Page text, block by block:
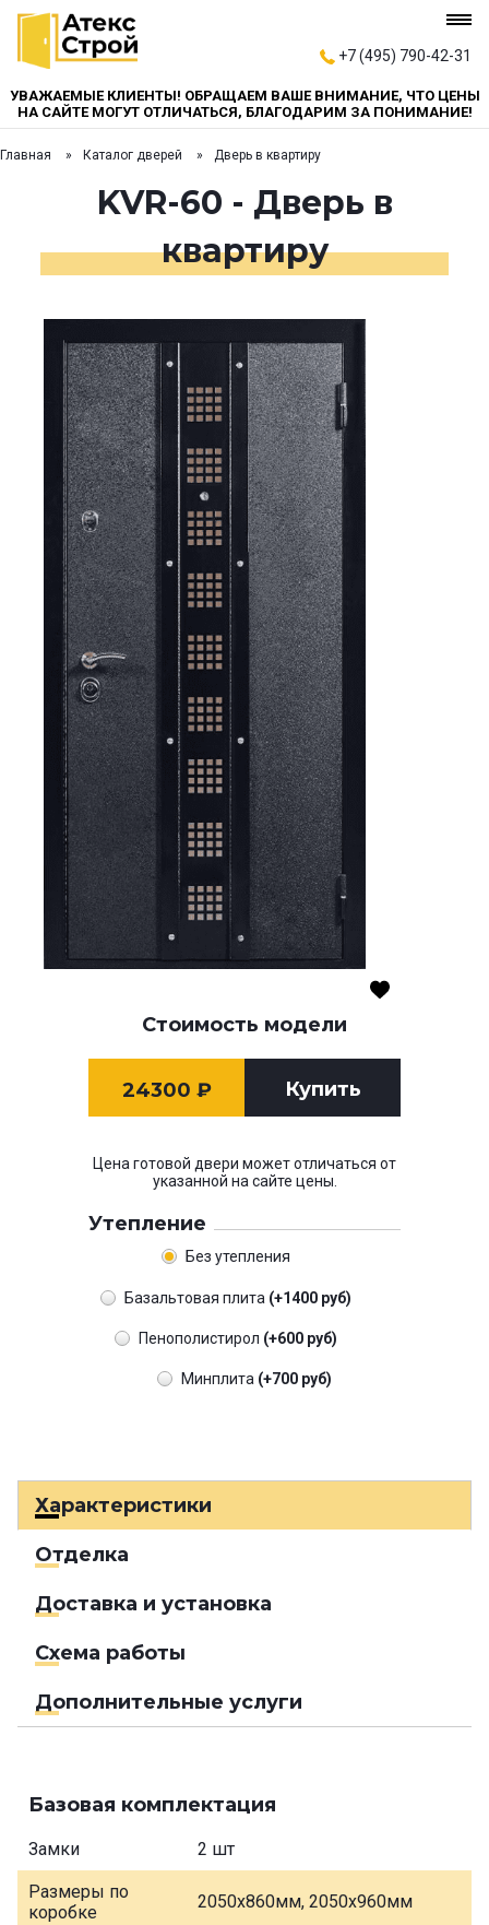
+7 (495) 790-42-31
УВАЖАЕМЫЕ КЛИЕНТЫ! ОБРАЩАЕМ ВАШЕ ВНИМАНИЕ, ЧТО ЦЕНЫ
НА САЙТЕ МОГУТ ОТЛИЧАТЬСЯ, БЛАГОДАРИМ ЗА ПОНИМАНИЕ!
Главная Каталог дверей Дверь в квартиру
KVR-60 - Дверь в
квартиру
Стоимость модели
24300 ₽ Купить
Цена готовой двери может отличаться от
указанной на сайте цены.
Утепление
Без утепления
Базальтовая плита (+1400 руб)
Пенополистирол (+600 руб)
Минплита (+700 руб)
Характеристики
Отделка
Доставка и установка
Схема работы
Дополнительные услуги
Базовая комплектация
Замки 2 шт
Размеры по
коробке
2050х860мм, 2050х960мм